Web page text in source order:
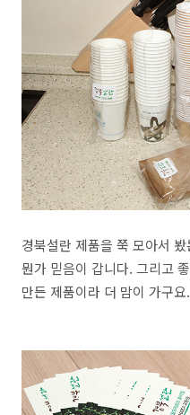
경북설란 제품을 쭉 모아서
뭔가 믿음이 갑니다. 그리고
만든 제품이라 더 맘이 가구요.